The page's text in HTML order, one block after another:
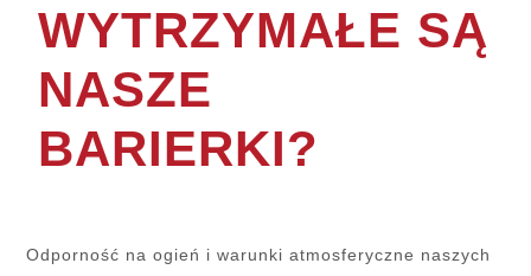
WYTRZYMAŁE SĄ
NASZE
BARIERKI?
Odporność na ogień i warunki atmosferyczne naszych